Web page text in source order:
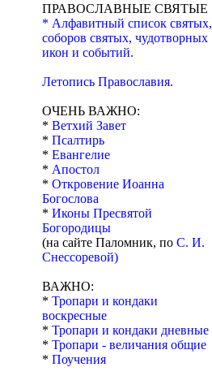
ПРАВОСЛАВНЫЕ СВЯТЫЕ
* Алфавитный список святых,
соборов святых, чудотворных
икон и событий.
Летопись Православия.
ОЧЕНЬ ВАЖНО:
* Ветхий Завет
* Псалтирь
* Евангелие
* Апостол
* Откровение Иоанна
Богослова
* Иконы Пресвятой
Богородицы
(на сайте Паломник, по С. И.
Снессоревой)
ВАЖНО:
* Тропари и кондаки
воскресные
* Тропари и кондаки дневные
* Тропари - величания общие
* Поучения